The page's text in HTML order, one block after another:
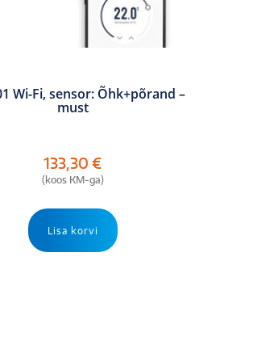
Wi-Fi, sensor: Õhk+põrand –
must
133,30 €
(koos KM-ga)
Lisa korvi